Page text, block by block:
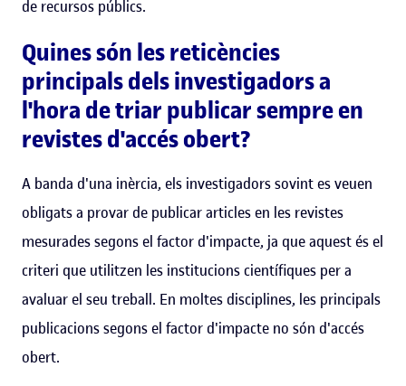
de recursos públics.
Quines són les reticències
principals dels investigadors a
l'hora de triar publicar sempre en
revistes d'accés obert?
A banda d'una inèrcia, els investigadors sovint es veuen
obligats a provar de publicar articles en les revistes
mesurades segons el factor d'impacte, ja que aquest és el
criteri que utilitzen les institucions científiques per a
avaluar el seu treball. En moltes disciplines, les principals
publicacions segons el factor d'impacte no són d'accés
obert.